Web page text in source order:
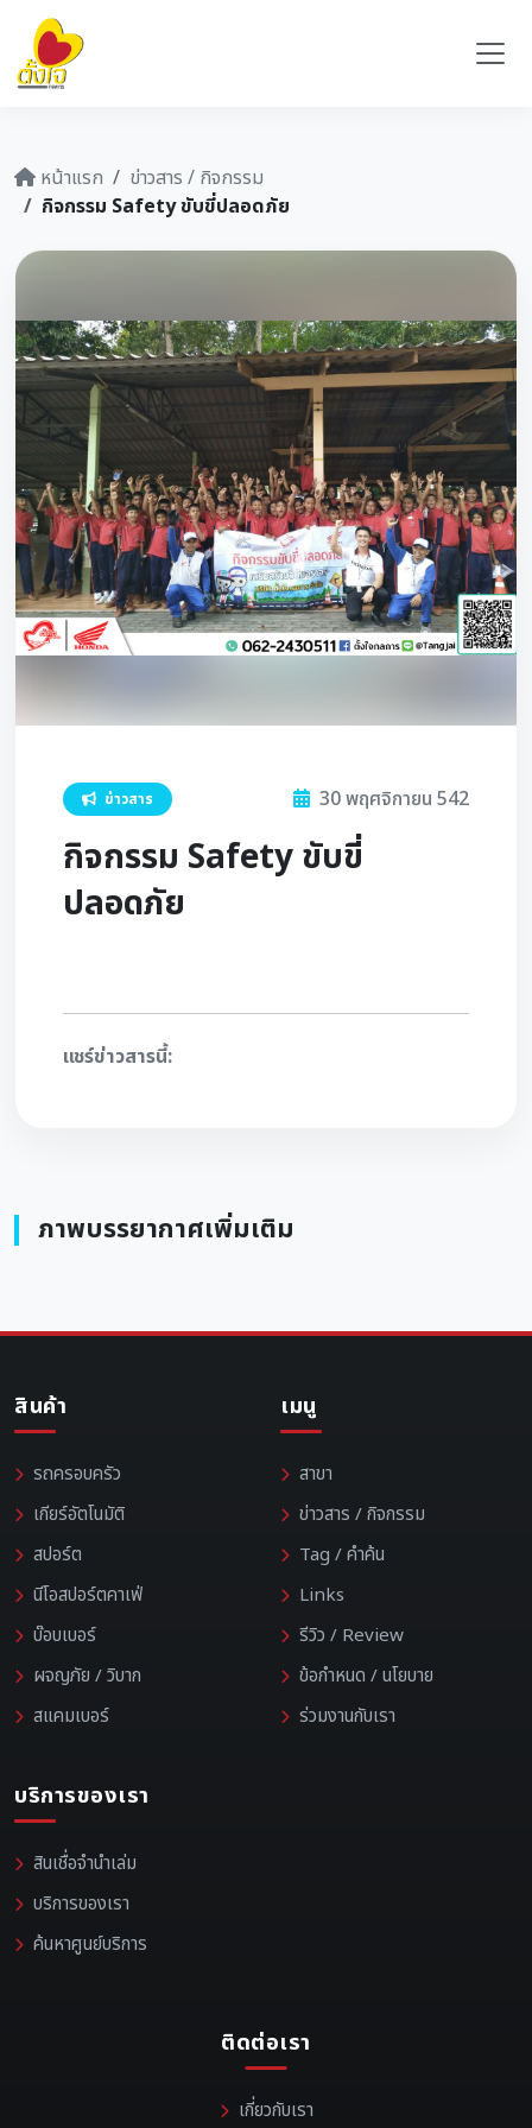
หน้าแรก
ข่าวสาร / กิจกรรม
กิจกรรม Safety ขับขี่ปลอดภัย
ข่าวสาร 30 พฤศจิกายน 542
กิจกรรม Safety ขับขี่
ปลอดภัย
แชร์ข่าวสารนี้:
ภาพบรรยากาศเพิ่มเติม
สินค้า
รถครอบครัว
เกียร์อัตโนมัติ
สปอร์ต
นีโอสปอร์ตคาเฟ่
บ๊อบเบอร์
ผจญภัย / วิบาก
สแคมเบอร์
เมนู
สาขา
ข่าวสาร / กิจกรรม
Tag / คำค้น
Links
รีวิว / Review
ข้อกำหนด / นโยบาย
ร่วมงานกับเรา
บริการของเรา
สินเชื่อจำนำเล่ม
บริการของเรา
ค้นหาศูนย์บริการ
ติดต่อเรา
เกี่ยวกับเรา